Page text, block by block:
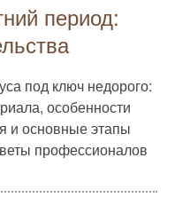
период:
под ключ недорого:
особенности
и основные этапы
профессионалов